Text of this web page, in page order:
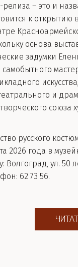
релиза – это и
к открытию
основа
задумки
и
союза
русского
2026 года в
Волгоград, ул. 50
62 73 56.